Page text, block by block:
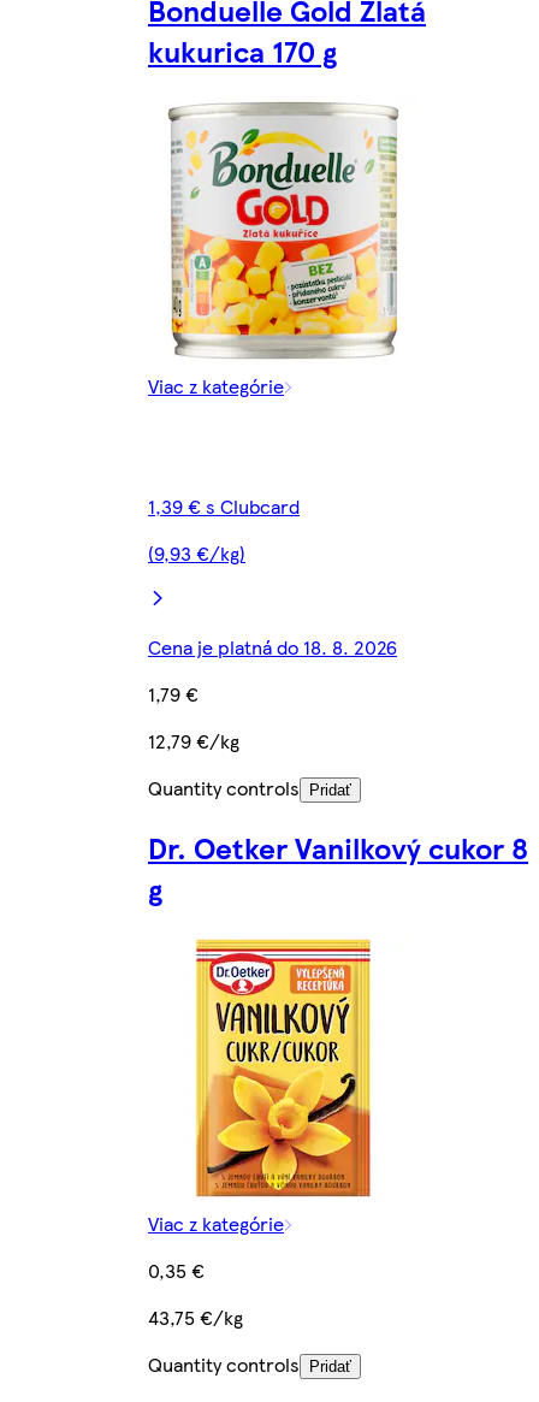
Bonduelle Gold Zlatá
kukurica 170 g
Viac z kategórie
1,39 € s Clubcard
(9,93 €/kg)
Cena je platná do 18. 8. 2026
1,79 €
12,79 €/kg
Quantity controls
Pridať
Dr. Oetker Vanilkový cukor 8
g
Viac z kategórie
0,35 €
43,75 €/kg
Quantity controls
Pridať